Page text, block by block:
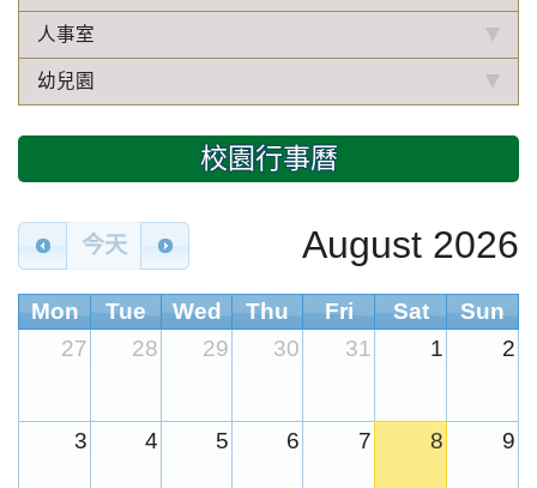
人事室
幼兒園
校園行事曆
今天 August 2026
Mon Tue Wed Thu Fri Sat
Sun
27
28 29 30 31 1 2
3 4 5 6 7 8 9